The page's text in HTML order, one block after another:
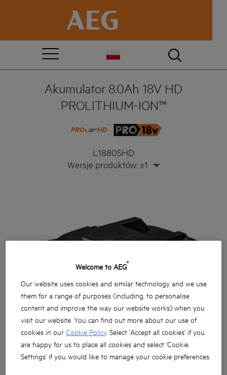
Akumulator 8.0Ah 18V HD
PROLITHIUM-ION™
L1880SHD
Wersje produktów: x1
Welcome to AEG®
Our website uses cookies and similar technology and we use
them for a range of purposes (including, to personalise
content and improve the way our website works) when you
visit our website. You can find out more about our use of
cookies in ourCookie Policy. Select 'Accept all cookies' if you
are happy for us to place all cookies and select 'Cookie
Settings' if you would like to manage your cookie preferences.